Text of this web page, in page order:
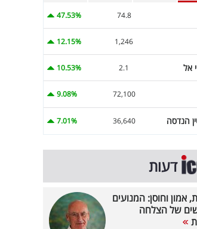
74.8
47.53%
1,246
12.15%
אל 2.1
10.53%
72,100
9.08%
הנדסה 36,640
7.01%
דעות
אמון וחוסן: המנועים
של הצלחה